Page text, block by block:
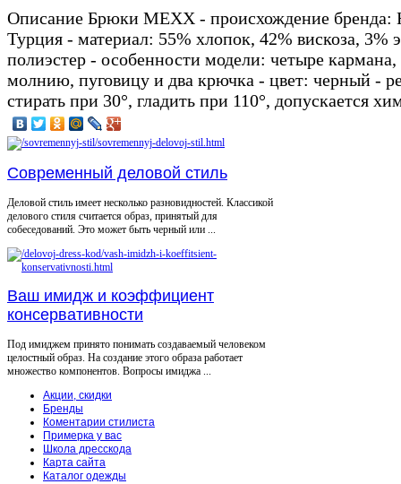
Описание Брюки MEXX - происхождение бренда:
Турция - материал: 55% хлопок, 42% вискоза, 3%
полиэстер - особенности модели: четыре
молнию, пуговицу и два крючка - цвет: черный -
стирать при 30°, гладить при 110°, допускается
Современный деловой стиль
Деловой стиль имеет несколько разновидностей. Классикой
делового стиля считается образ, принятый для
собеседований. Это может быть черный или ...
Ваш имидж и коэффициент
консервативности
Под имиджем принято понимать создаваемый человеком
целостный образ. На создание этого образа работает
множество компонентов. Вопросы имиджа ...
Акции, скидки
Бренды
Коментарии стилиста
Примерка у вас
Школа дресскода
Карта сайта
Каталог одежды